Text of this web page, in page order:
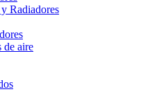
Radiadores
de aire